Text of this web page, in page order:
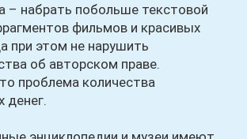
– набрать побольше текстовой
фильмов и красивых
при этом не нарушить
об авторском праве.
проблема количества
денег.